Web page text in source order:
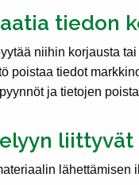
tiedon
niihin korjausta
poistaa tiedot
ja tietojen
lähettämisen